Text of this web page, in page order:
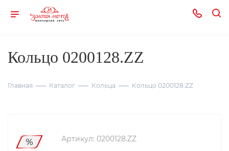
Кольцо 0200128.ZZ
Главная Каталог Кольца Кольцо 0200128.ZZ
Артикул: 0200128.ZZ